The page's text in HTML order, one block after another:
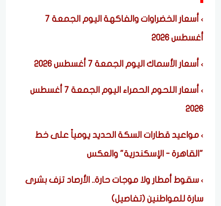
أسعار الخضراوات والفاكهة اليوم الجمعة 7
أغسطس 2026
أسعار الأسماك اليوم الجمعة 7 أغسطس 2026
أسعار اللحوم الحمراء اليوم الجمعة 7 أغسطس
2026
مواعيد قطارات السكة الحديد يومياً على خط
"القاهرة - الإسكندرية" والعكس
سقوط أمطار ولا موجات حارة.. الأرصاد تزف بشرى
سارة للمواطنين (تفاصيل)